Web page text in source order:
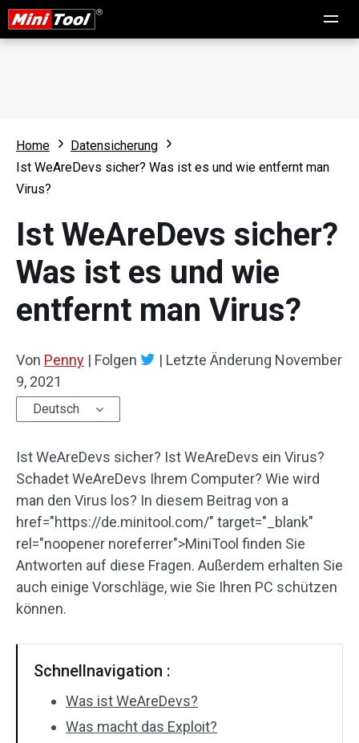
Home
Datensicherung
Ist WeAreDevs sicher? Was ist es und wie entfernt man
Virus?
Ist WeAreDevs sicher?
Was ist es und wie
entfernt man Virus?
Von Penny | Folgen | Letzte Änderung November
9, 2021
Deutsch
Ist WeAreDevs sicher? Ist WeAreDevs ein Virus?
Schadet WeAreDevs Ihrem Computer? Wie wird
man den Virus los? In diesem Beitrag von a
href="https://de.minitool.com/" target="_blank"
rel="noopener noreferrer">MiniTool finden Sie
Antworten auf diese Fragen. Außerdem erhalten Sie
auch einige Vorschläge, wie Sie Ihren PC schützen
können.
Schnellnavigation :
Was ist WeAreDevs?
Was macht das Exploit?